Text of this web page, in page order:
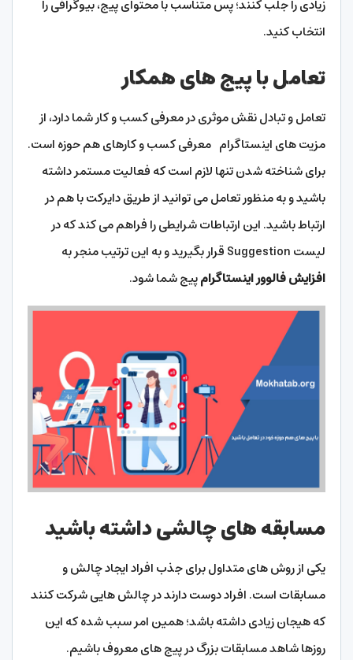
زیادی را جلب کنند؛ پس متناسب با محتوای پیج، بیوگرافی را
انتخاب کنید.
تعامل با پیج های همکار
تعامل و تبادل نقش موثری در معرفی کسب و کار شما دارد، از
مزیت های اینستاگرام معرفی کسب و کارهای هم حوزه است.
برای شناخته شدن تنها لازم است که فعالیت مستمر داشته
باشید و به منظور تعامل می توانید از طریق دایرکت با هم در
ارتباط باشید. این ارتباطات شرایطی را فراهم می کند که در
لیست Suggestion قرار بگیرید و به این ترتیب منجر به
افزایش فالوور اینستاگرامپیج شما شود.
مسابقه های چالشی داشته باشید
یکی از روش های متداول برای جذب افراد ایجاد چالش و
مسابقات است. افراد دوست دارند در چالش هایی شرکت کنند
که هیجان زیادی داشته باشد؛ همین امر سبب شده که این
روزها شاهد مسابقات بزرگ در پیج های معروف باشیم.